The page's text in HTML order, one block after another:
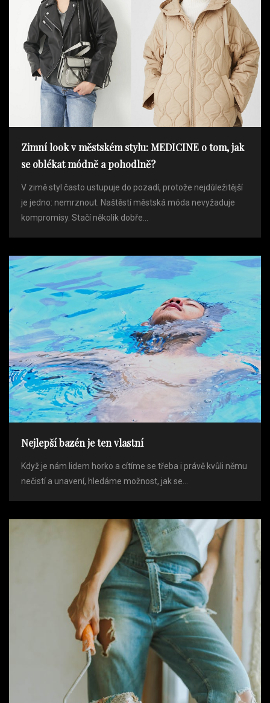
Zimní look v městském stylu: MEDICINE o tom, jak
se oblékat módně a pohodlně?
V zimě styl často ustupuje do pozadí, protože nejdůležitější
je jedno: nemrznout. Naštěstí městská móda nevyžaduje
kompromisy. Stačí několik dobře...
Nejlepší bazén je ten vlastní
Když je nám lidem horko a cítíme se třeba i právě kvůli němu
nečistí a unavení, hledáme možnost, jak se...